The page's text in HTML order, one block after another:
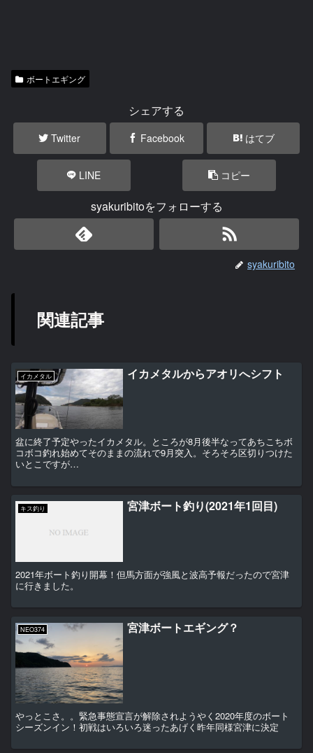
ボートエギング
シェアする
Twitter Facebook はてブ
LINE コピー
syakuribitoをフォローする
syakuribito
関連記事
イカメタル イカメタルからアオリへシフト
盆に終了予定やったイカメタル。ところが8月後半なってあちこちボ
コボコ釣れ始めてそのままの流れで9月突入。そろそろ区切りつけた
いとこですが…
キス釣り 宮津ボート釣り(2021年1回目)
2021年ボート釣り開幕！但馬方面が強風と波高予報だったので宮津
に行きました。
NEO374 宮津ボートエギング？
やっとこさ。。緊急事態宣言が解除されようやく2020年度のボート
シーズンイン！初戦はいろいろ迷ったあげく昨年同様宮津に決定